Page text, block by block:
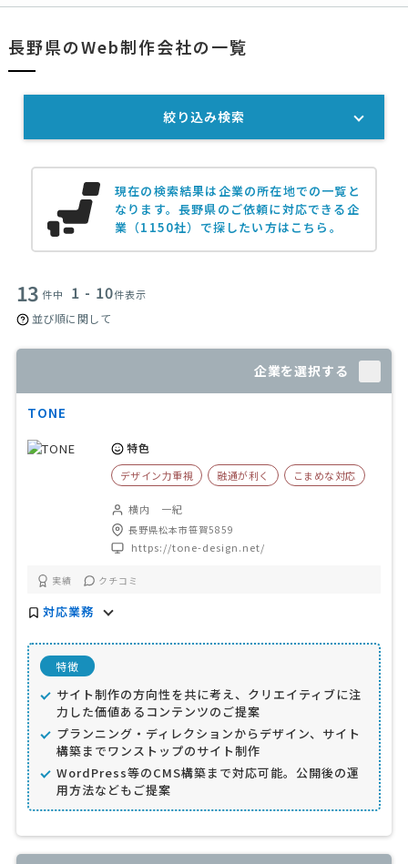
【ホームページ削除・停止のご相談（制作会社倒産のため）】
【コーポレートサイトリニューアル＆飲食事業HP管理】の見積もり依頼
長野県のWeb制作会社の一覧
現在の検索結果は企業の所在地での一覧と
なります。長野県のご依頼に対応できる企
業（1150社）で探したい方はこちら。
13 件中 1 - 10件表示
並び順に関して
企業を選択する
TONE
特色
デザイン力重視 融通が利く こまめな対応
横内 一紀
長野県松本市笹賀5859
https://tone-design.net/
実績 クチコミ
対応業務
特徴
サイト制作の方向性を共に考え、クリエイティブに注
力した価値あるコンテンツのご提案
プランニング・ディレクションからデザイン、サイト
構築までワンストップのサイト制作
WordPress等のCMS構築まで対応可能。公開後の運
用方法などもご提案
絞り込み検索